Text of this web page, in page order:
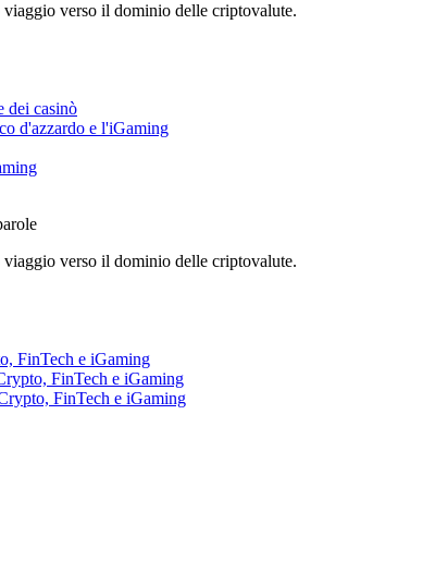
verso il dominio delle criptovalute.
dei casinò
d'azzardo e l'iGaming
verso il dominio delle criptovalute.
FinTech e iGaming
FinTech e iGaming
FinTech e iGaming